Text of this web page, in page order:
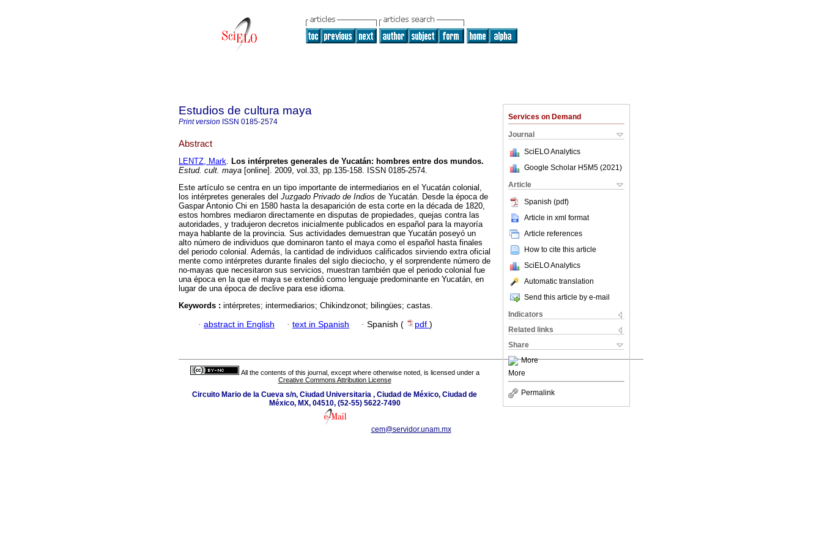
Services on Demand
Journal
SciELO Analytics
Google Scholar H5M5 (2021 )
Article
Spanish (pdf)
Article in xml format
Article references
How to cite this article
SciELO Analytics
Automatic translation
Send this article by e-mail
Indicators
Related links
Share
More
More
Permalink
Estudios de cultura maya
Print version ISSN 0185-2574
Abstract
LENTZ, Mark. Los intérpretes generales de Yucatán: hombres entre dos mundos.
Estud. cult. maya [online]. 2009, vol.33, pp.135-158. ISSN 0185-2574.
Este artículo se centra en un tipo importante de intermediarios en el Yucatán colonial,
los intérpretes generales del Juzgado Privado de Indios de Yucatán. Desde la época de
Gaspar Antonio Chi en 1580 hasta la desaparición de esta corte en la década de 1820,
estos hombres mediaron directamente en disputas de propiedades, quejas contra las
autoridades, y tradujeron decretos inicialmente publicados en español para la mayoría
maya hablante de la provincia. Sus actividades demuestran que Yucatán poseyó un
alto número de individuos que dominaron tanto el maya como el español hasta finales
del periodo colonial. Además, la cantidad de individuos calificados sirviendo extra oficial
mente como intérpretes durante finales del siglo dieciocho, y el sorprendente número de
no-mayas que necesitaron sus servicios, muestran también que el periodo colonial fue
una época en la que el maya se extendió como lenguaje predominante en Yucatán, en
lugar de una época de declive para ese idioma.
Keywords : intérpretes; intermediarios; Chikindzonot; bilingües; castas.
· abstract in English · text in Spanish · Spanish ( pdf )
All the contents of this journal, except where otherwise noted, is licensed under a
Creative Commons Attribution License
Circuito Mario de la Cueva s/n, Ciudad Universitaria , Ciudad de México, Ciudad de
México, MX, 04510, (52-55) 5622-7490
cem@servidor.unam.mx